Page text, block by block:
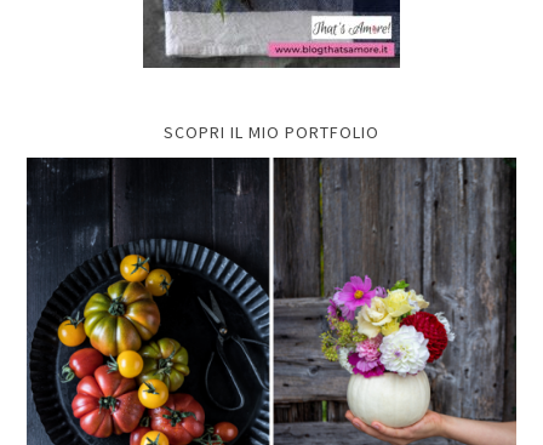
SCOPRI IL MIO PORTFOLIO